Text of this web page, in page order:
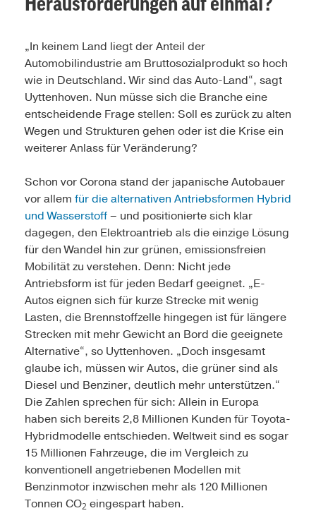
„In keinem Land liegt der Anteil der
Automobilindustrie am Bruttosozialprodukt so hoch
wie in Deutschland. Wir sind das Auto-Land“, sagt
Uyttenhoven. Nun müsse sich die Branche eine
entscheidende Frage stellen: Soll es zurück zu alten
Wegen und Strukturen gehen oder ist die Krise ein
weiterer Anlass für Veränderung?
Schon vor Corona stand der japanische Autobauer
vor allem für die alternativen Antriebsformen Hybrid
und Wasserstoff– und positionierte sich klar
dagegen, den Elektroantrieb als die einzige Lösung
für den Wandel hin zur grünen, emissionsfreien
Mobilität zu verstehen. Denn: Nicht jede
Antriebsform ist für jeden Bedarf geeignet. „E-
Autos eignen sich für kurze Strecke mit wenig
Lasten, die Brennstoffzelle hingegen ist für längere
Strecken mit mehr Gewicht an Bord die geeignete
Alternative“, so Uyttenhoven. „Doch insgesamt
glaube ich, müssen wir Autos, die grüner sind als
Diesel und Benziner, deutlich mehr unterstützen.“
Die Zahlen sprechen für sich: Allein in Europa
haben sich bereits 2,8 Millionen Kunden für Toyota-
Hybridmodelle entschieden. Weltweit sind es sogar
15 Millionen Fahrzeuge, die im Vergleich zu
konventionell angetriebenen Modellen mit
Benzinmotor inzwischen mehr als 120 Millionen
Tonnen CO2 eingespart haben.